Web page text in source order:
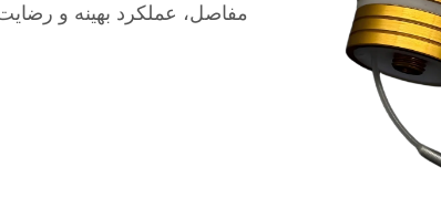
مفاصل، عملکرد بهینه و